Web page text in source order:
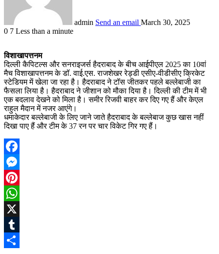
admin Send an email March 30, 2025
0 7 Less than a minute
विशाखापत्तनम
दिल्ली कैपिटल्स और सनराइजर्स हैदराबाद के बीच आईपीएल 2025 का 10वां
मैच विशाखापत्तनम के डॉ. वाई.एस. राजशेखर रेड्डी एसीए-वीडीसीए क्रिकेट
स्टेडियम में खेला जा रहा है। हैदराबाद ने टॉस जीतकर पहले बल्लेबाजी का
फैसला लिया है। हैदराबाद ने जीशान को मौका दिया है। दिल्ली की टीम में भी
एक बदलाव देखने को मिला है। समीर रिजवी बाहर कर दिए गए हैं और केएल
राहुल मैदान में नजर आएंगे।
धमाकेदार बल्लेबाजी के लिए जाने जाते हैदराबाद के बल्लेबाज कुछ खास नहीं
दिखा पाए हैं और टीम के 37 रन पर चार विकेट गिर गए हैं।
Facebook
Messenger
Pinterest
WhatsApp
X
Tumblr